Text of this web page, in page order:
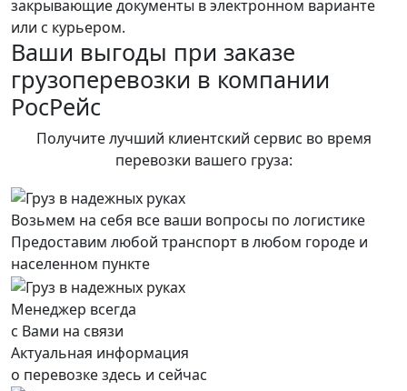
закрывающие документы в электронном варианте
или с курьером.
Ваши выгоды при заказе
грузоперевозки в компании
РосРейс
Получите лучший клиентский сервис во время
перевозки вашего груза:
Возьмем на себя все ваши вопросы по логистике
Предоставим любой транспорт в любом городе и
населенном пункте
Менеджер всегда
с Вами на связи
Актуальная информация
о перевозке здесь и сейчас